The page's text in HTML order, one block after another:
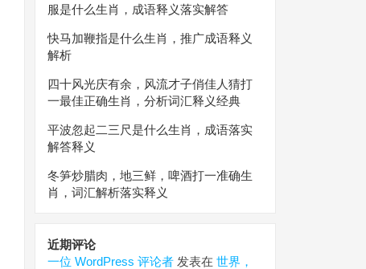
服是什么生肖，成语释义落实解答
快马加鞭指是什么生肖，推广成语释义
解析
四十风光庆有余，风流才子俏佳人猜打
一最佳正确生肖，分析词汇释义经典
平波忽起二三尺是什么生肖，成语落实
解答释义
冬笋炒腊肉，地三鲜，啤酒打一准确生
肖，词汇解析落实释义
近期评论
一位 WordPress 评论者 发表在 世界，